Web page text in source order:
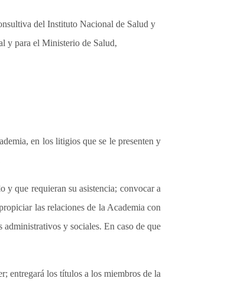
del Instituto Nacional de Salud y
y para el Ministerio de Salud,
en los litigios que se le presenten y
y que requieran su asistencia; convocar a
las relaciones de la Academia con
y sociales. En caso de que
entregará los títulos a los miembros de la